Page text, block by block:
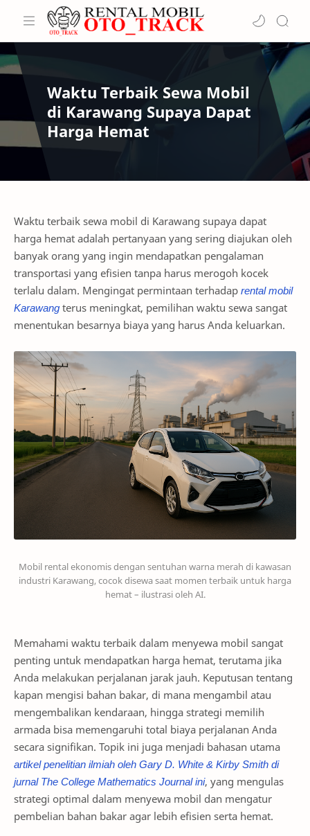
Waktu Terbaik Sewa Mobil
di Karawang Supaya Dapat
Harga Hemat
Waktu terbaik sewa mobil di Karawang supaya dapat
harga hemat adalah pertanyaan yang sering diajukan oleh
banyak orang yang ingin mendapatkan pengalaman
transportasi yang efisien tanpa harus merogoh kocek
terlalu dalam. Mengingat permintaan terhadap rental mobil
Karawang terus meningkat, pemilihan waktu sewa sangat
menentukan besarnya biaya yang harus Anda keluarkan.
Mobil rental ekonomis dengan sentuhan warna merah di kawasan
industri Karawang, cocok disewa saat momen terbaik untuk harga
hemat – ilustrasi oleh AI.
Memahami waktu terbaik dalam menyewa mobil sangat
penting untuk mendapatkan harga hemat, terutama jika
Anda melakukan perjalanan jarak jauh. Keputusan tentang
kapan mengisi bahan bakar, di mana mengambil atau
mengembalikan kendaraan, hingga strategi memilih
armada bisa memengaruhi total biaya perjalanan Anda
secara signifikan. Topik ini juga menjadi bahasan utama
artikel penelitian ilmiah oleh Gary D. White & Kirby Smith di
jurnal The College Mathematics Journal ini, yang mengulas
strategi optimal dalam menyewa mobil dan mengatur
pembelian bahan bakar agar lebih efisien serta hemat.